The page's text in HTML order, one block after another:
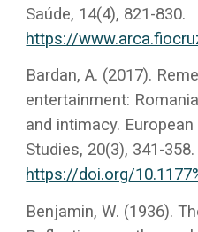
Saúde, 14(4), 821-830.
https://
Bardan, A. (2017).
entertainment:
and intimacy.
Studies, 20(3), 341-358.
https://doi.org/
Benjamin, W. (1936).